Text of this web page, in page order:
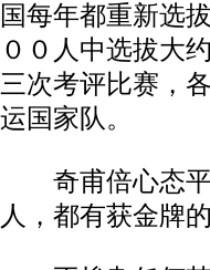
国每年都重新选
００人中选拔大
三次考评比赛，
运国家队。
奇甫倍心态平
人，都有获金牌